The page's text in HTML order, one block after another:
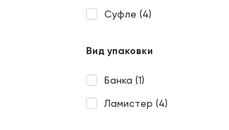
Суфле (4)
Вид упаковки
Банка (1)
Ламистер (4)